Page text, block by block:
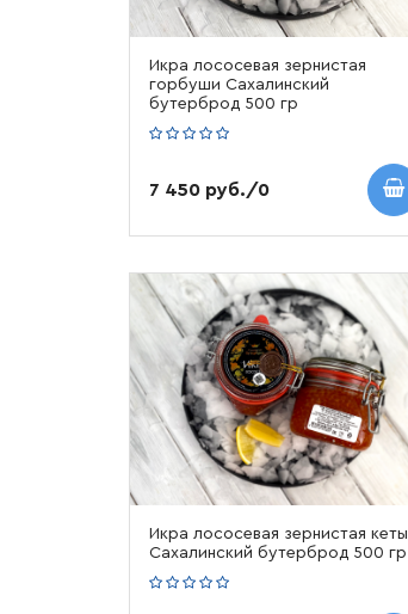
Икра лососевая зернистая
горбуши Сахалинский
бутерброд 500 гр
7 450 руб./0
Икра лососевая зернистая кеты
Сахалинский бутерброд 500 гр